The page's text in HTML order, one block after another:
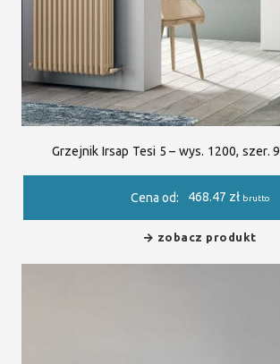
Grzejnik Irsap Tesi 5 – wys. 1200, szer.
Cena od: 468.47 zł brutto
zobacz produkt